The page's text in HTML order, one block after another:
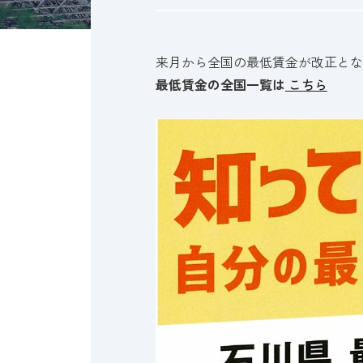
来月から全国の最低賃金が改正と
最低賃金の全国一覧は こちら